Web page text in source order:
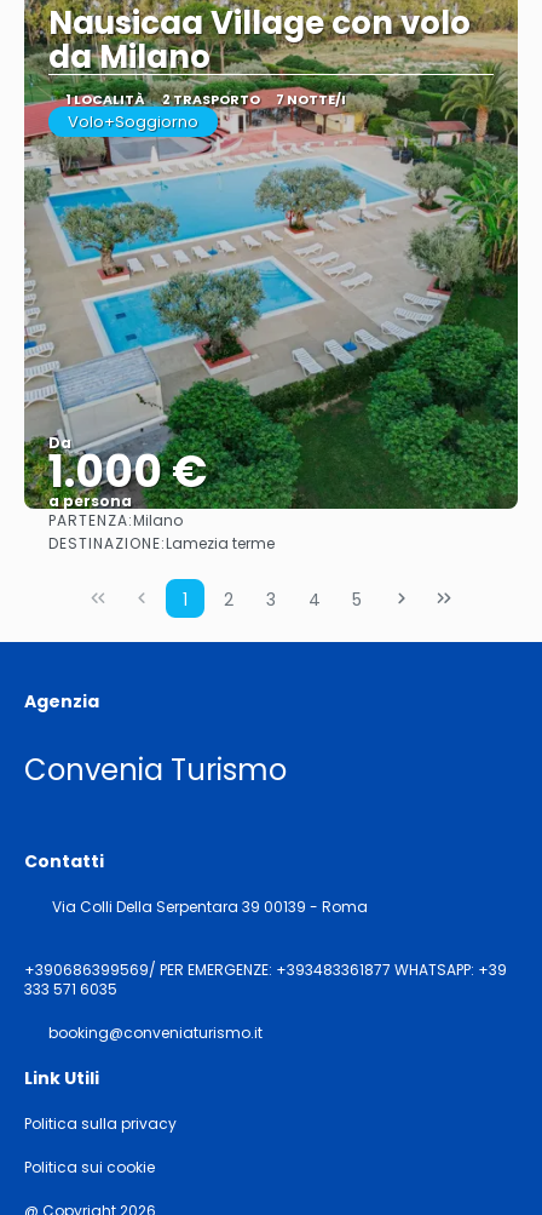
Nausicaa Village con volo
da Milano
1 LOCALITÀ 2 TRASPORTO 7 NOTTE/I
Volo+Soggiorno
Da
1.000 €
a persona
PARTENZA:Milano
DESTINAZIONE:Lamezia terme
1 2 3 4 5
Agenzia
Convenia Turismo
Contatti
Via Colli Della Serpentara 39 00139 - Roma
+390686399569/ PER EMERGENZE: +393483361877 WHATSAPP: +39
333 571 6035
booking@conveniaturismo.it
Link Utili
Politica sulla privacy
Politica sui cookie
@ Copyright 2026